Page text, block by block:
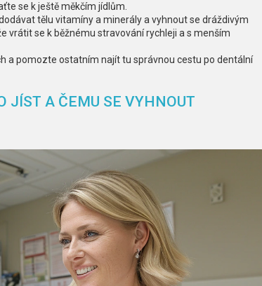
se k ještě měkčím jídlům.
tělu vitamíny a minerály a vyhnout se dráždivým
vrátit se k běžnému stravování rychleji a s menším
a pomozte ostatním najít tu správnou cestu po dentální
JÍST A ČEMU SE VYHNOUT